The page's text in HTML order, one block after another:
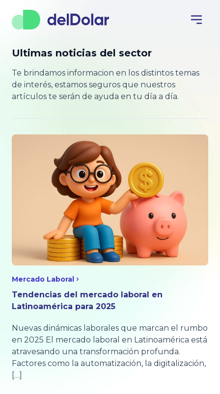
Ultimas noticias del sector
Te brindamos informacion en los distintos temas
de interés, estamos seguros que nuestros
artículos te serán de ayuda en tu día a día.
Mercado Laboral
Tendencias del mercado laboral en
Latinoamérica para 2025
Nuevas dinámicas laborales que marcan el rumbo
en 2025 El mercado laboral en Latinoamérica está
atravesando una transformación profunda.
Factores como la automatización, la digitalización,
[…]